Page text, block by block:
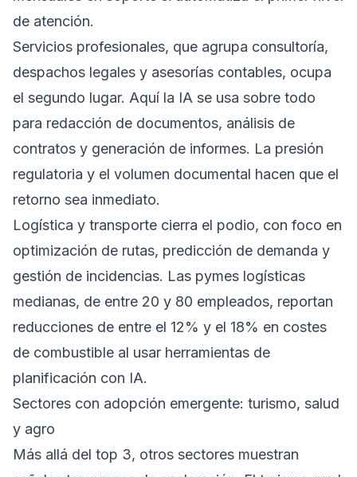
de atención.
Servicios profesionales, que agrupa consultoría,
despachos legales y asesorías contables, ocupa
el segundo lugar. Aquí la IA se usa sobre todo
para redacción de documentos, análisis de
contratos y generación de informes. La presión
regulatoria y el volumen documental hacen que el
retorno sea inmediato.
Logística y transporte cierra el podio, con foco en
optimización de rutas, predicción de demanda y
gestión de incidencias. Las pymes logísticas
medianas, de entre 20 y 80 empleados, reportan
reducciones de entre el 12% y el 18% en costes
de combustible al usar herramientas de
planificación con IA.
Sectores con adopción emergente: turismo, salud
y agro
Más allá del top 3, otros sectores muestran